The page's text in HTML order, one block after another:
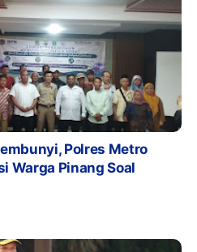
Polres Metro
Warga Pinang Soal